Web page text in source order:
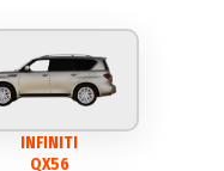
INFINITI
QX56